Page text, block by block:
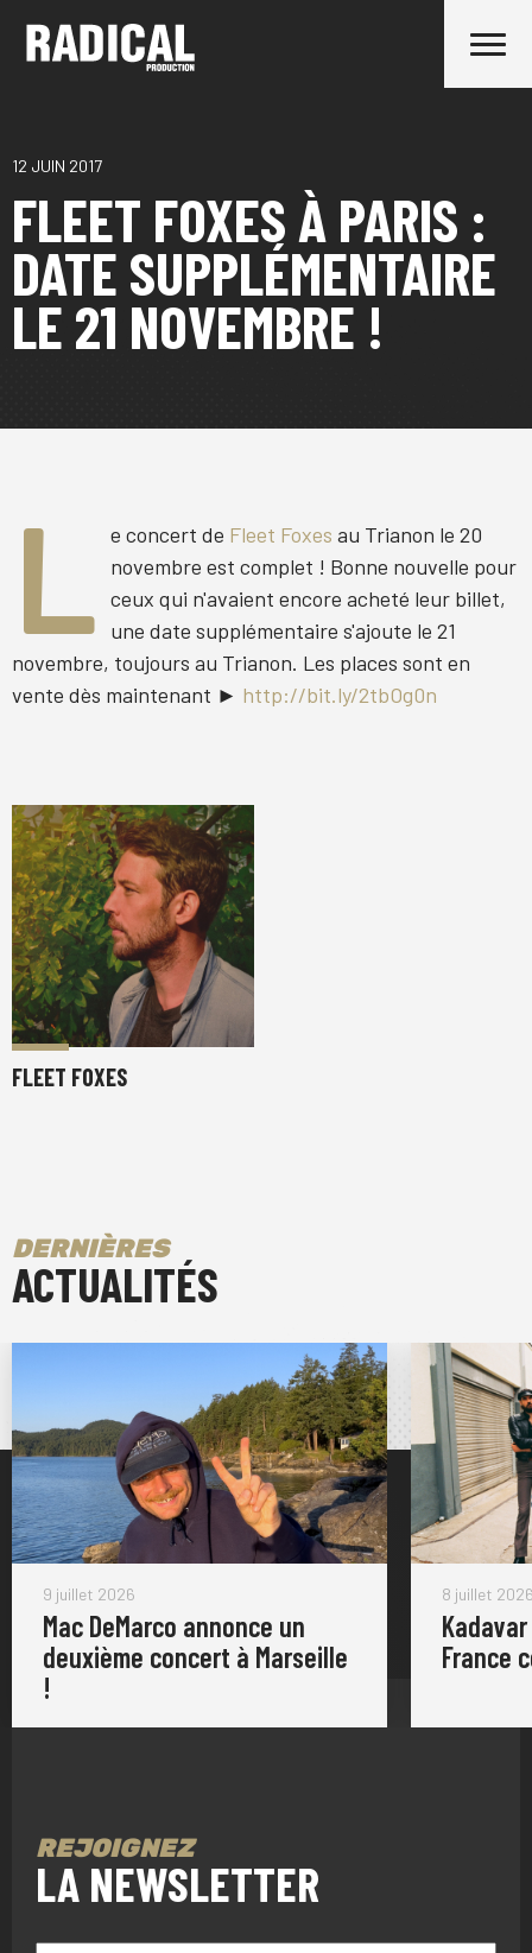
12 JUIN 2017
FLEET FOXES À PARIS :
DATE SUPPLÉMENTAIRE
LE 21 NOVEMBRE !
L e concert de Fleet Foxes au Trianon le 20
novembre est complet ! Bonne nouvelle pour
ceux qui n'avaient encore acheté leur billet,
une date supplémentaire s'ajoute le 21
novembre, toujours au Trianon. Les places sont en
vente dès maintenant ► http://bit.ly/2tbOg0n
FLEET FOXES
DERNIÈRES
ACTUALITÉS
9 juillet 2026
Mac DeMarco annonce un
deuxième concert à Marseille
!
8 juillet
France
REJOIGNEZ
LA NEWSLETTER